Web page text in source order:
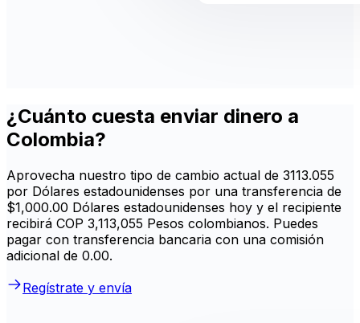
¿Cuánto cuesta enviar dinero a
Colombia?
Aprovecha nuestro tipo de cambio actual de 3113.055
por Dólares estadounidenses por una transferencia de
$1,000.00 Dólares estadounidenses hoy y el recipiente
recibirá COP 3,113,055 Pesos colombianos. Puedes
pagar con transferencia bancaria con una comisión
adicional de 0.00.
Regístrate y envía